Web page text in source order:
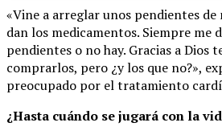
«Vine a arreglar unos pendientes de
dan los medicamentos. Siempre me
pendientes o no hay. Gracias a Dios
comprarlos, pero ¿y los que no?»,
preocupado por el tratamiento
¿Hasta cuándo se jugará con la